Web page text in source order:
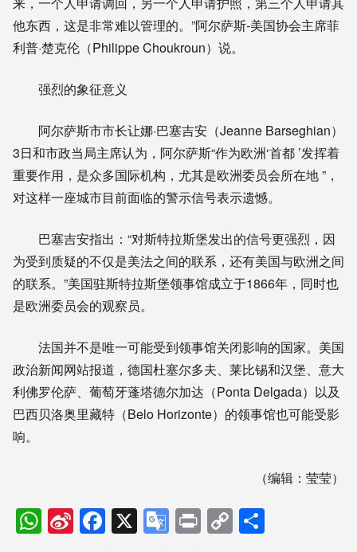
他东西，这是非常难以管理的。”阿尔萨斯-美国协会主席菲
利普·楚克伦（Philippe Choukroun）说。
强烈的象征意义
阿尔萨斯市市长让娜·巴塞吉安（Jeanne Barseghian）
3日和市政当局主席认为，阿尔萨斯“作为欧洲‘首都 ’发挥着
重要作用，是众多国际机构，尤其是欧洲委员会所在地 ”，
对这样一座城市目前面临的警示信号表示遗憾。
巴塞吉安指出：“对斯特拉斯堡发出的信号更强烈，因
为受到质疑的不仅是美法之间的联系，还有美国与欧洲之间
的联系。”美国驻斯特拉斯堡领事馆成立于1866年，同时也
是欧洲委员会的观察员。
法国并不是唯一可能受到领事馆关闭影响的国家。美国
政治新闻网站报道，德国杜塞尔多夫、莱比锡和汉堡、意大
利佛罗伦萨、葡萄牙蓬塔德尔加达（Ponta Delgada）以及
巴西贝洛奥里藏特（Belo Horizonte）的领事馆也可能受影
响。
（编辑：莹莹）
WhatsApp
SinaFacebook
X Google
PrintCopy